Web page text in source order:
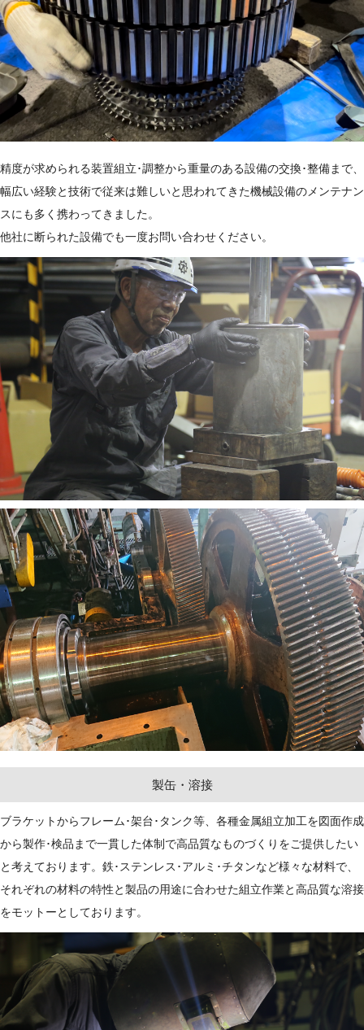
精度が求められる装置組立･調整から重量のある設備の交換･整備まで、
幅広い経験と技術で従来は難しいと思われてきた機械設備のメンテナン
スにも多く携わってきました。
他社に断られた設備でも一度お問い合わせください。
製缶・溶接
ブラケットからフレーム･架台･タンク等、各種金属組立加工を図面作成
から製作･検品まで一貫した体制で高品質なものづくりをご提供したい
と考えております。鉄･ステンレス･アルミ･チタンなど様々な材料で、
それぞれの材料の特性と製品の用途に合わせた組立作業と高品質な溶接
をモットーとしております。